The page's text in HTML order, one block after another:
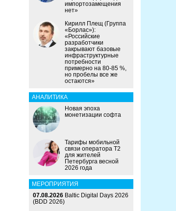
импортозамещения
нет»
Кирилл Плещ (Группа
«Борлас»):
«Российские
разработчики
закрывают базовые
инфраструктурные
потребности
примерно на 80-85 %,
но пробелы все же
остаются»
АНАЛИТИКА
Новая эпоха
монетизации софта
Тарифы мобильной
связи оператора Т2
для жителей
Петербурга весной
2026 года
МЕРОПРИЯТИЯ
07.08.2026 Baltic Digital Days 2026
(BDD 2026)